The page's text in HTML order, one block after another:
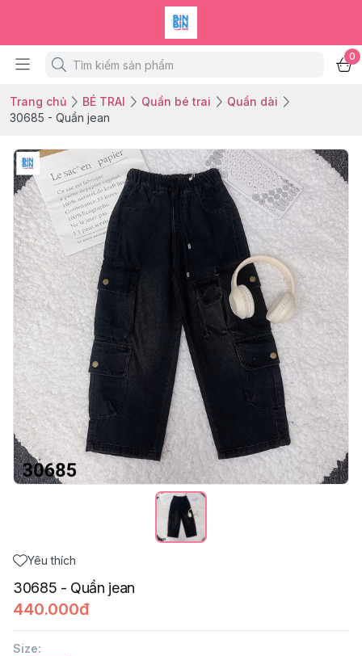
0
Trang chủ BÉ TRAI Quần bé trai
Quần dài
30685 - Quần jean
Yêu thích
30685 - Quần jean
440.000đ
Size: